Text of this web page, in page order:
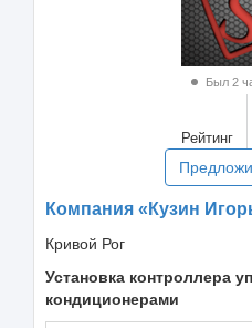
Был 2
Рейтинг
Компания «Кузин
Кривой Рог
Установка контроллера
кондиционерами